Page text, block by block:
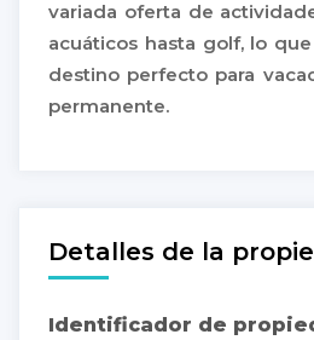
variada oferta de
acuáticos hasta golf, lo
destino perfecto para
permanente.
Detalles de la
Identificador de